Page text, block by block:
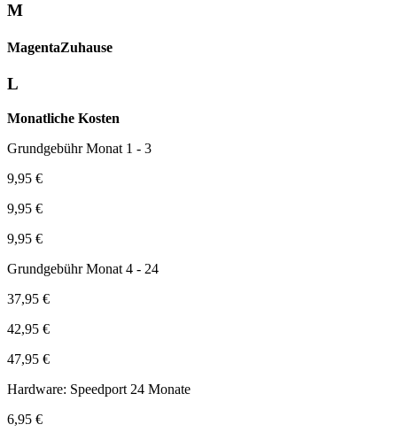
M
Magenta­Zuhause
L
Monatliche Kosten
Grundgebühr Monat 1 - 3
9,95 €
9,95 €
9,95 €
Grundgebühr Monat 4 - 24
37,95 €
42,95 €
47,95 €
Hardware: Speedport 24 Monate
6,95 €